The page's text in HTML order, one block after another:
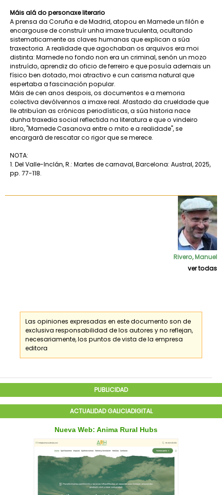
Máis alá do personaxe literario
A prensa da Coruña e de Madrid, atopou en Mamede un filón e
encargouse de construír unha imaxe truculenta, ocultando
sistematicamente as claves humanas que explican a súa
traxectoria. A realidade que agochaban os arquivos era moi
distinta: Mamede no fondo non era un criminal, senón un mozo
instruído, aprendiz do oficio de ferreiro e que posuía ademais un
físico ben dotado, moi atractivo e cun carisma natural que
espertaba a fascinación popular.
Máis de cen anos despois, os documentos e a memoria
colectiva devólvennos a imaxe real. Afastado da crueldade que
lle atribuían as crónicas periodísticas, a súa historia nace
dunha traxedia social reflectida na literatura e que o vindeiro
libro, "Mamede Casanova entre o mito e a realidade", se
encargará de rescatar co rigor que se merece.
NOTA:
1. Del Valle-Inclán, R.: Martes de carnaval, Barcelona: Austral, 2025,
pp. 77-118.
Rivero, Manuel
ver todas
Las opiniones expresadas en este documento son de
exclusiva responsabilidad de los autores y no reflejan,
necesariamente, los puntos de vista de la empresa
editora
PUBLICIDAD
ACTUALIDAD GALICIADIGITAL